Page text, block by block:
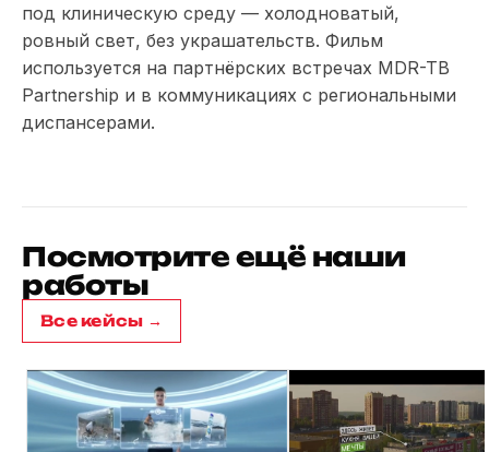
под клиническую среду — холодноватый,
ровный свет, без украшательств. Фильм
используется на партнёрских встречах MDR-TB
Partnership и в коммуникациях с региональными
диспансерами.
Посмотрите ещё наши
работы
Все кейсы →